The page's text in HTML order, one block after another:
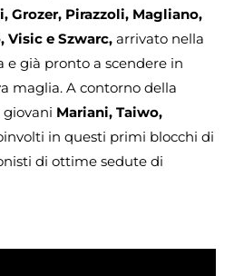
Grozer, Pirazzoli, Magliano,
Visic e Szwarc, arrivato nella
e già pronto a scendere in
maglia. A contorno della
giovani Mariani, Taiwo,
in questi primi blocchi di
di ottime sedute di